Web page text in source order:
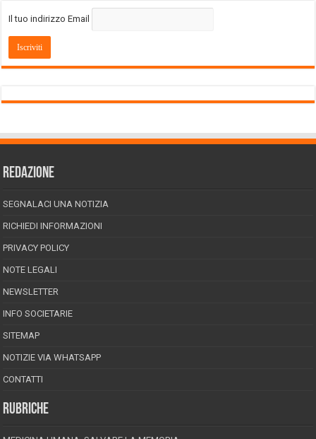
Il tuo indirizzo Email
REDAZIONE
SEGNALACI UNA NOTIZIA
RICHIEDI INFORMAZIONI
PRIVACY POLICY
NOTE LEGALI
NEWSLETTER
INFO SOCIETARIE
SITEMAP
NOTIZIE VIA WHATSAPP
CONTATTI
RUBRICHE